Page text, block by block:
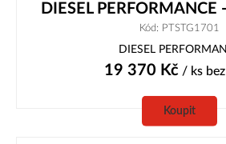
DIESEL PERFORMANCE
Kód: PTSTG1701
DIESEL
19 370 Kč/ ks
Koupit